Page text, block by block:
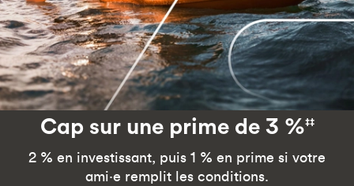
Cap sur une prime de 3 %‡‡
2 % en investissant, puis 1 % en prime si votre
ami·e remplit les conditions.